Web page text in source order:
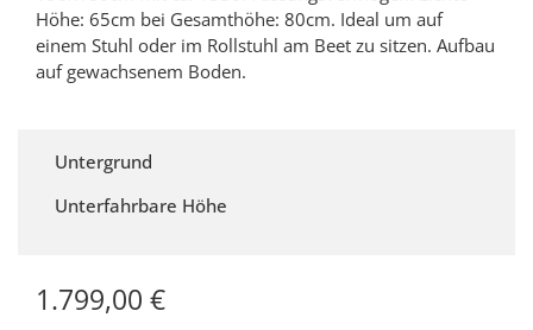
Höhe: 65cm bei Gesamthöhe: 80cm. Ideal um auf
einem Stuhl oder im Rollstuhl am Beet zu sitzen. Aufbau
auf gewachsenem Boden.
Untergrund
Unterfahrbare Höhe
1.799,00 €